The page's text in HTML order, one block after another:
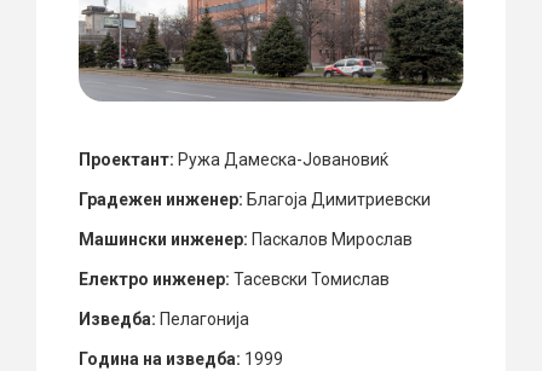
Проектант: Ружа Дамеска-Јовановиќ
Градежен инженер: Благоја Димитриевски
Машински инженер: Паскалов Мирослав
Електро инженер: Тасевски Томислав
Изведба: Пелагонија
Година на изведба: 1999